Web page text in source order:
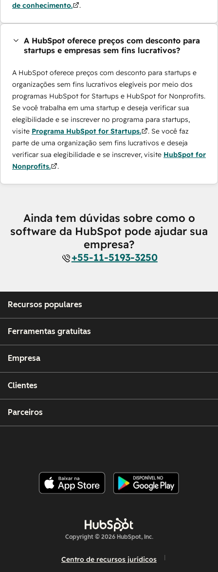
de conhecimento.
.
A HubSpot oferece preços com desconto para
startups e empresas sem fins lucrativos?
A HubSpot oferece preços com desconto para startups e
organizações sem fins lucrativos elegíveis por meio dos
programas ​HubSpot for Startups e HubSpot for Nonprofits.
Se você trabalha em uma startup e deseja verificar sua
elegibilidade e se inscrever no programa para startups,
visite Programa HubSpot for Startups.
. Se você faz
parte de uma organização sem fins lucrativos e deseja
verificar sua elegibilidade e se inscrever, visite HubSpot for
Nonprofits.
.
Ainda tem dúvidas sobre como o
software da HubSpot pode ajudar sua
empresa?
+55-11-5193-3250
Recursos populares
Ferramentas gratuitas
Empresa
Clientes
Parceiros
Copyright © 2026 HubSpot, Inc.
Centro de recursos jurídicos